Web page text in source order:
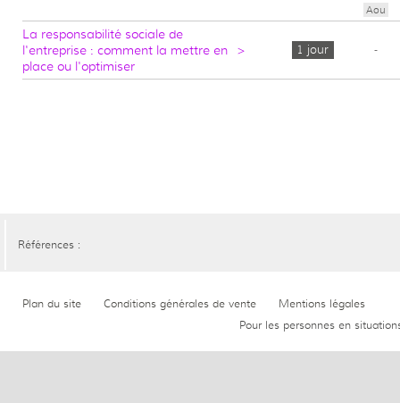
Aou
La responsabilité sociale de
l'entreprise : comment la mettre en
place ou l'optimiser
> 1 jour -
Références :
Plan du site Conditions générales de vente
Mentions légales
Pour les personnes en